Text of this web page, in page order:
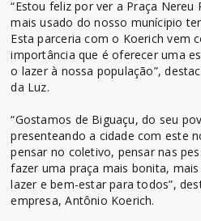
“Estou feliz por ver a Praça Nereu
mais usado do nosso munícipio
Esta parceria com o Koerich vem
importância que é oferecer uma
o lazer à nossa população”,
da Luz.
“Gostamos de Biguaçu, do seu
presenteando a cidade com este
pensar no coletivo, pensar nas
fazer uma praça mais bonita,
lazer e bem-estar para todos”,
empresa, Antônio Koerich.